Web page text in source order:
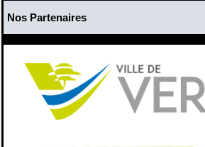
Nos Partenaires